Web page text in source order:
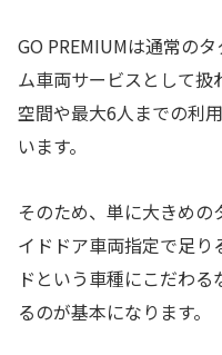
GO PREMIUMは通常の
ム車両サービスとして扱
空間や最大6人までの利
います。
そのため、単に大きめ
イドドア車両指定で足り
ドという車種にこだわる
るのが基本になります。